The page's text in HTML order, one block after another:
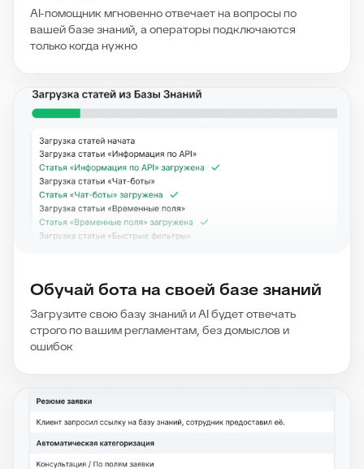
AI-помощник мгновенно отвечает на вопросы по
вашей базе знаний, а операторы подключаются
только когда нужно
Обучай бота на своей базе знаний
Загрузите свою базу знаний и AI будет отвечать
строго по вашим регламентам, без домыслов и
ошибок